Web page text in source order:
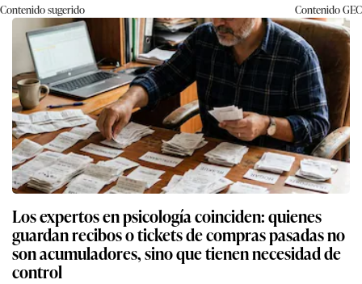
Contenido sugerido ContenidoGEC
Los expertos en psicología coinciden: quienes
guardan recibos o tickets de compras pasadas no
son acumuladores, sino que tienen necesidad de
control